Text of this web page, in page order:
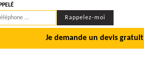
Je demande un devis gratuit